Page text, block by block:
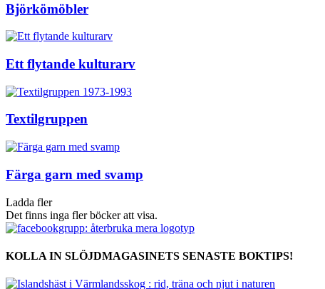
Björkömöbler
Ett flytande kulturarv
Textilgruppen
Färga garn med svamp
Ladda fler
Det finns inga fler böcker att visa.
KOLLA IN SLÖJDMAGASINETS SENASTE BOKTIPS!